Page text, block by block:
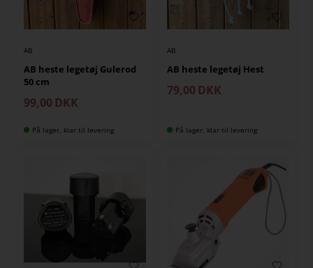
AB
AB heste legetøj Gulerod
50 cm
99,00 DKK
På lager, klar til levering
AB
AB heste legetøj Hest
79,00 DKK
På lager, klar til levering